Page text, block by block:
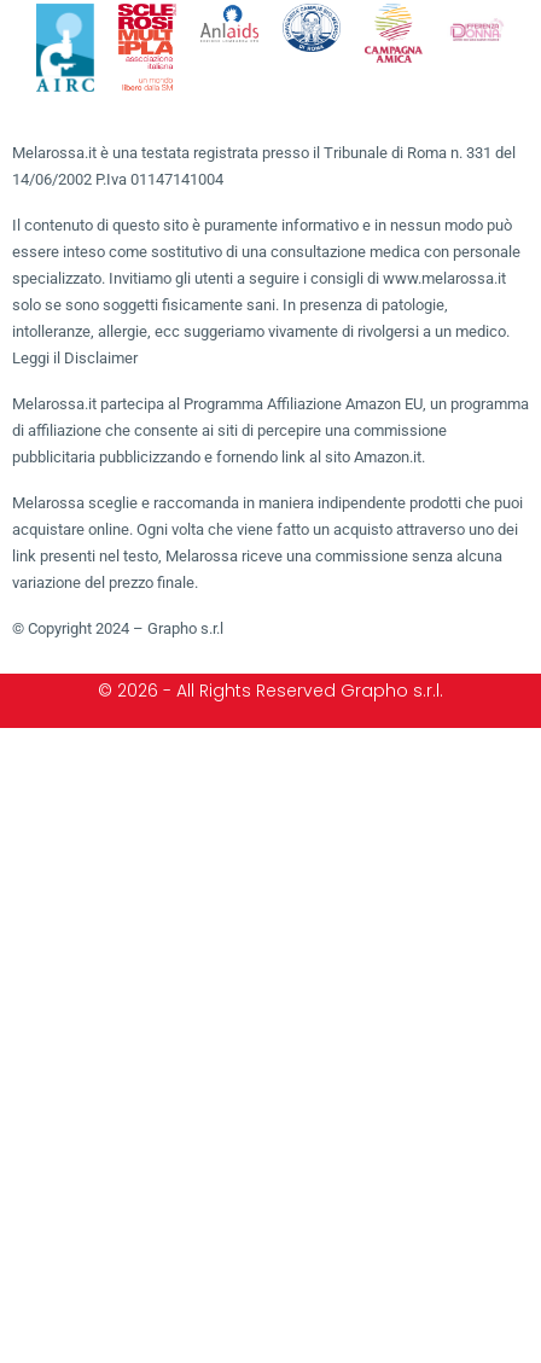
Melarossa.it è una testata registrata presso il Tribunale di Roma n. 331 del
14/06/2002 P.Iva 01147141004
Il contenuto di questo sito è puramente informativo e in nessun modo può
essere inteso come sostitutivo di una consultazione medica con personale
specializzato. Invitiamo gli utenti a seguire i consigli di www.melarossa.it
solo se sono soggetti fisicamente sani. In presenza di patologie,
intolleranze, allergie, ecc suggeriamo vivamente di rivolgersi a un medico.
Leggi il Disclaimer
Melarossa.it partecipa al Programma Affiliazione Amazon EU, un programma
di affiliazione che consente ai siti di percepire una commissione
pubblicitaria pubblicizzando e fornendo link al sito Amazon.it.
Melarossa sceglie e raccomanda in maniera indipendente prodotti che puoi
acquistare online. Ogni volta che viene fatto un acquisto attraverso uno dei
link presenti nel testo, Melarossa riceve una commissione senza alcuna
variazione del prezzo finale.
© Copyright 2024 – Grapho s.r.l
© 2026 - All Rights Reserved Grapho s.r.l.